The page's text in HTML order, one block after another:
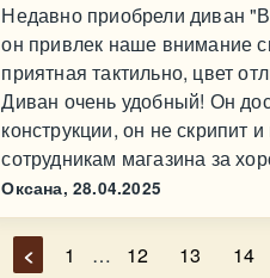
Недавно приобрели диван
он привлек наше внимание
приятная тактильно, цвет
Диван очень удобный! Он
конструкции, он не скрипит
сотрудникам магазина за
Оксана, 28.04.2025
< 1 … 12 13 14